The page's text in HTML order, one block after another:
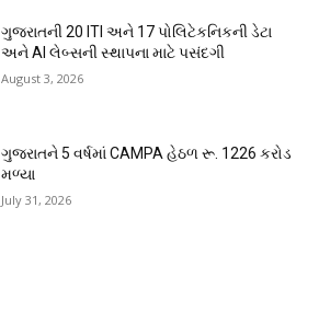
ગુજરાતની 20 ITI અને 17 પોલિટેકનિકની ડેટા
અને AI લેબ્સની સ્થાપના માટે પસંદગી
August 3, 2026
ગુજરાતને 5 વર્ષમાં CAMPA હેઠળ રૂ. 1226 કરોડ
મળ્યા
July 31, 2026